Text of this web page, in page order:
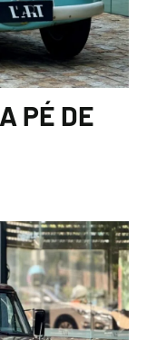
PÉ DE